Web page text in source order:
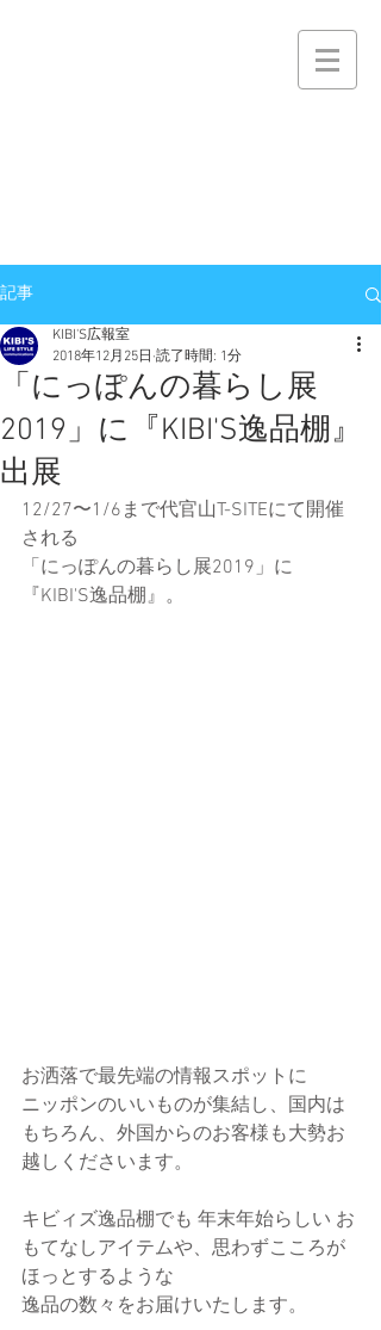
記事
「にっぽんの暮らし展
2019」に『KIBI'S逸品棚』
出展
KIBI'S広報室
2018年12月25日 読了時間: 1分
12/27〜1/6まで代官山T-SITEにて開催
される
「にっぽんの暮らし展2019」に
『KIBI'S逸品棚』。
お洒落で最先端の情報スポットに
ニッポンのいいものが集結し、国内は
もちろん、外国からのお客様も大勢お
越しくださいます。
キビィズ逸品棚でも 年末年始らしい お
もてなしアイテムや、思わずこころが
ほっとするような
逸品の数々をお届けいたします。